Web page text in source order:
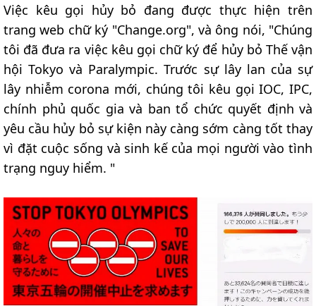
Việc kêu gọi hủy bỏ đang được thực hiện trên
trang web chữ ký "Change.org", và ông nói, "Chúng
tôi đã đưa ra việc kêu gọi chữ ký để hủy bỏ Thế vận
hội Tokyo và Paralympic. Trước sự lây lan của sự
lây nhiễm corona mới, chúng tôi kêu gọi IOC, IPC,
chính phủ quốc gia và ban tổ chức quyết định và
yêu cầu hủy bỏ sự kiện này càng sớm càng tốt thay
vì đặt cuộc sống và sinh kế của mọi người vào tình
trạng nguy hiểm. "